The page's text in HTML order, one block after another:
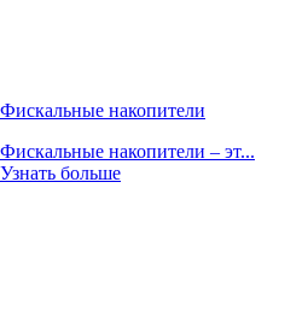
Фискальные накопители
Фискальные накопители – эт...
Узнать больше